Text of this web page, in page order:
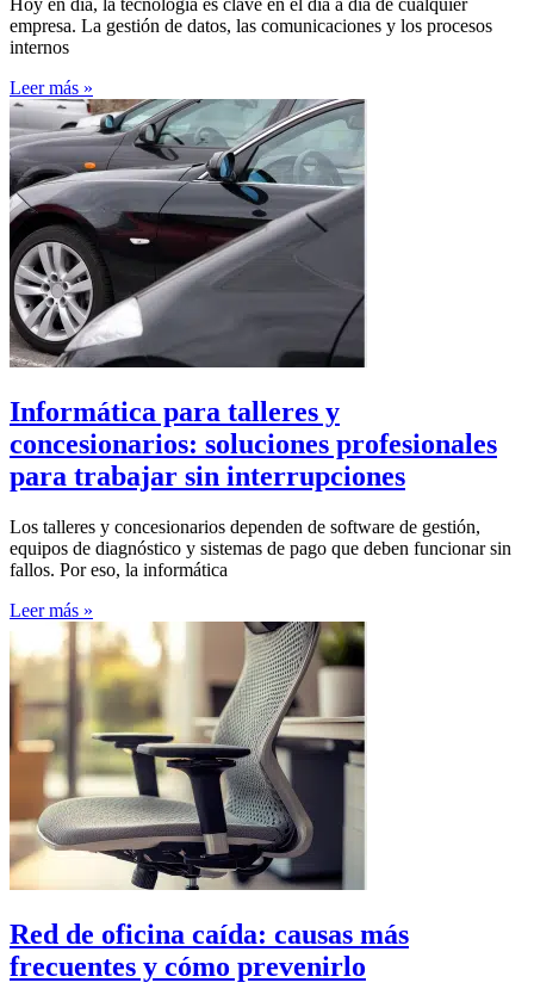
Hoy en día, la tecnología es clave en el día a día de cualquier
empresa. La gestión de datos, las comunicaciones y los procesos
internos
Leer más »
Informática para talleres y
concesionarios: soluciones profesionales
para trabajar sin interrupciones
Los talleres y concesionarios dependen de software de gestión,
equipos de diagnóstico y sistemas de pago que deben funcionar sin
fallos. Por eso, la informática
Leer más »
Red de oficina caída: causas más
frecuentes y cómo prevenirlo